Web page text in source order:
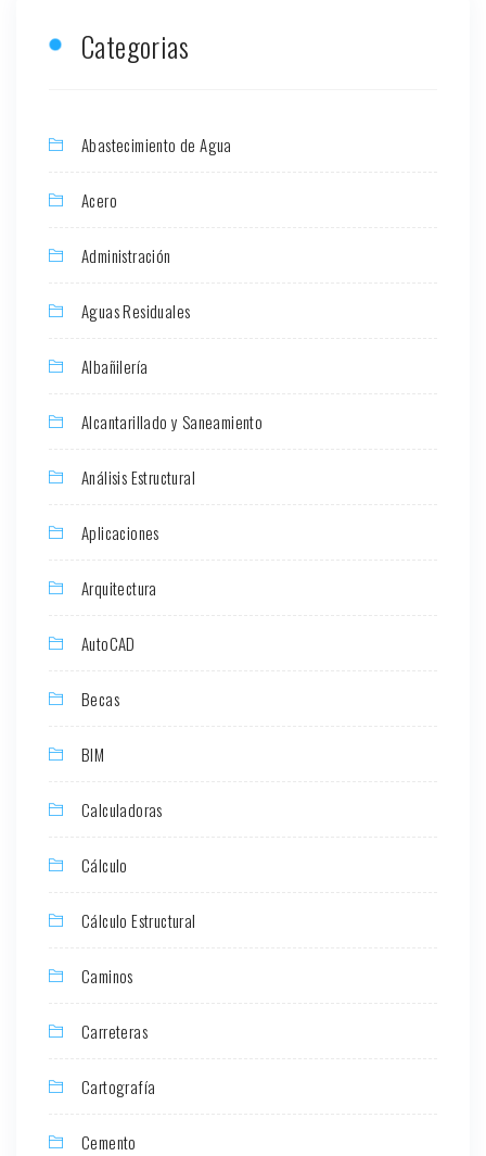
Categorias
Abastecimiento de Agua
Acero
Administración
Aguas Residuales
Albañilería
Alcantarillado y Saneamiento
Análisis Estructural
Aplicaciones
Arquitectura
AutoCAD
Becas
BIM
Calculadoras
Cálculo
Cálculo Estructural
Caminos
Carreteras
Cartografía
Cemento